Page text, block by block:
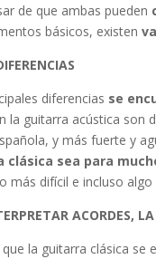
de que ambas pueden
básicos, existen
diferencias se
la guitarra acústica son
y más fuerte y
clásica sea para
más difícil e incluso
ACORDES,
la guitarra clásica se